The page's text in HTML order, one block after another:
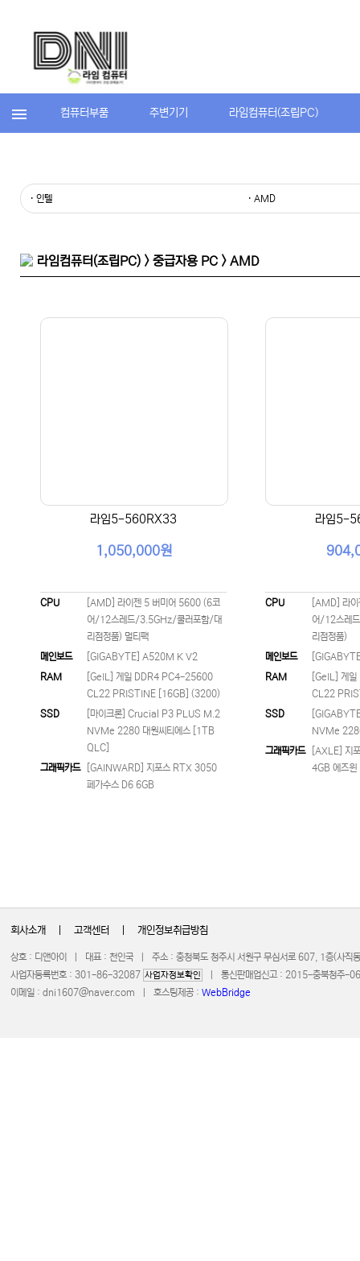
컴퓨터부품 주변기기 라임컴퓨터(조립PC)
· 인텔 · AMD
라임컴퓨터(조립PC) > 중급자용 PC > AMD
라임5-560RX33
1,050,000원
CPU
[AMD] 라이젠 5 버미어 5600 (6코
어/12스레드/3.5GHz/쿨러포함/대
리점정품) 멀티팩
메인보드
[GIGABYTE] A520M K V2
RAM
[GeIL] 게일 DDR4 PC4-25600
CL22 PRISTINE [16GB] (3200)
SSD
[마이크론] Crucial P3 PLUS M.2
NVMe 2280 대원씨티에스 [1TB
QLC]
그래픽카드
[GAINWARD] 지포스 RTX 3050
페가수스 D6 6GB
라임5-
CPU
[AMD] 라
어/12스레
리점정품)
메인보드
RAM
[GeIL] 게
CL22
SSD
NVMe
그래픽카드
[AXLE] 지
4GB 에즈윈
회사소개 고객센터 개인정보취급방침
상호 : 디앤아이 | 대표 : 천인국 | 주소 : 충청북도 청주시 서원구 무심서로 607, 1층(사직
사업자등록번호 : 301-86-32087 사업자정보확인
| 통신판매업신고 : 2015-충북청
이메일 : dni1607@naver.com | 호스팅제공 : WebBridge